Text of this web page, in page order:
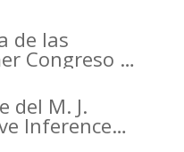
de las
Congreso de
el CDL
del M. J.
Inference